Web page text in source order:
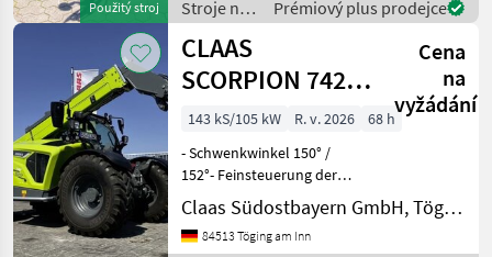
Použitý stroj
Klimaanlage, Deutz Motor,
40km/
Stroje na
stavbu /
Claas
Prémiový plus prodejce
CLAAS
SCORPION 742
VARIPOWER
Cena
na
vyžádání
143 kS/105 kW R. v. 2026
68 h
- Schwenkwinkel 150° /
152°- Feinsteuerung der
Arbeitshydraulik-
Schwingungsdämpfung-
Rüttelfunktion
Claas Südostbayern GmbH, Töging
84513 Töging am Inn